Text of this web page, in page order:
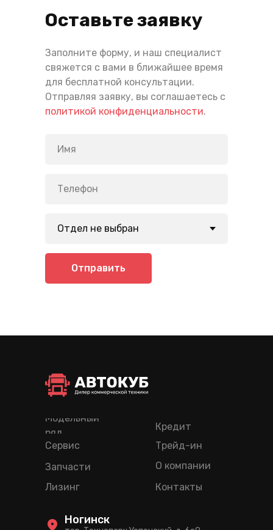
Оставьте заявку
Заполните форму, и наш специалист
свяжется с вами в ближайшее время
для бесплатной консультации.
Отправляя заявку, вы соглашаетесь с
политикой конфиденциальности.
Отправить
Лизинг
Кредит
Трейд-ин
Модельный
ряд
Сервис
Запчасти
О компании
Контакты
Ногинск